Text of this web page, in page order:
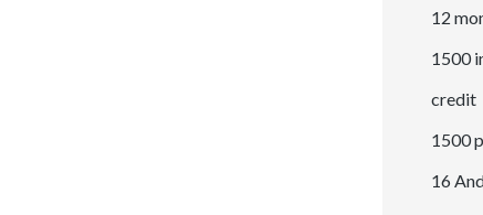
12
1500
credit
1500
16